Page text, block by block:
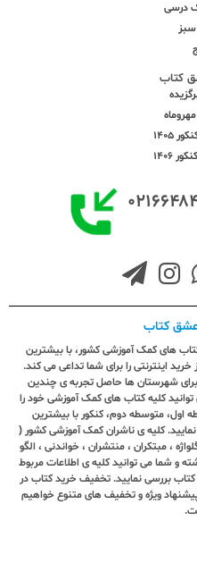
درسی
کتاب
1405
1406
کتاب
های کمک آموزشی کشور، با بیشترین
اینترنتی را برای شما تداعی می کند.
کاری برای شهرستان ها حاصل تجربه ی چندین
کلیه کتاب های کمک آموزشی خود را
اول، متوسطه دوم، کنکور با بیشترین
کلیه ی ناشران کمک آموزشی کشور (
، مبتکران ، منتشران ، خواندنی ، الگو
و شما می توانید کلیه ی اطلاعات مربوط
بررسی نمایید. تخفیف خرید کتاب در
ویژه و تخفیف های متنوع خواهیم